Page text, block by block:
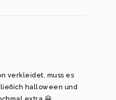
verkleidet, muss es
halloween und